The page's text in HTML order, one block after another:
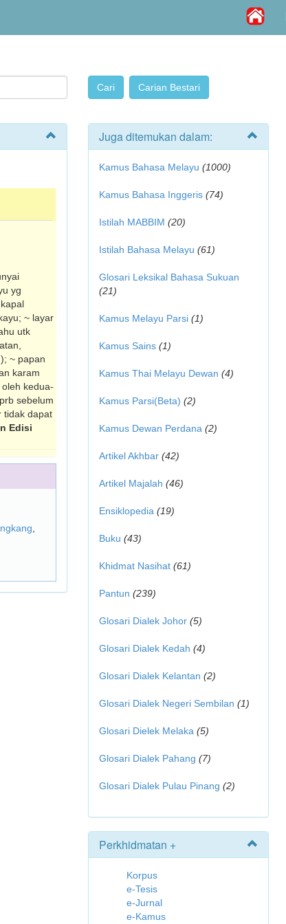
yg
~ layar
utk
~ papan
karam
oleh kedua­
sebelum
tidak dapat
Edisi
Juga ditemukan dalam:
Kamus Bahasa Melayu (1000)
Kamus Bahasa Inggeris (74)
Istilah MABBIM (20)
Istilah Bahasa Melayu (61)
Glosari Leksikal Bahasa Sukuan
(21)
Kamus Melayu Parsi (1)
Kamus Sains (1)
Kamus Thai Melayu Dewan (4)
Kamus Parsi(Beta) (2)
Kamus Dewan Perdana (2)
Artikel Akhbar (42)
Artikel Majalah (46)
Ensiklopedia (19)
Buku (43)
Khidmat Nasihat (61)
Pantun (239)
Glosari Dialek Johor (5)
Glosari Dialek Kedah (4)
Glosari Dialek Kelantan (2)
Glosari Dialek Negeri Sembilan (1)
Glosari Dielek Melaka (5)
Glosari Dialek Pahang (7)
Glosari Dialek Pulau Pinang (2)
Perkhidmatan +
Korpus
e-Tesis
e-Jurnal
e-Kamus